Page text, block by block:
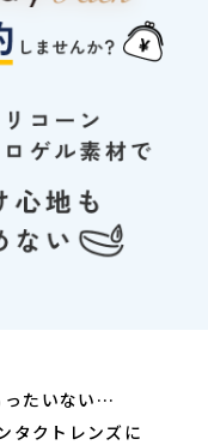
ったいない…
タクトレンズに